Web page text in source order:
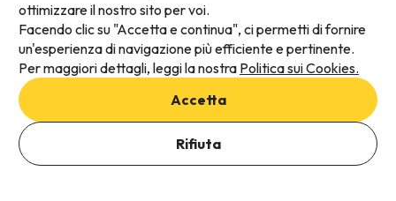
Camera familiare nel Ramada Innsbruck Tivoli
Hotel.
ottimizzare il nostro sito per voi.
Facendo clic su "Accetta e continua", ci permetti di fornire
un'esperienza di navigazione più efficiente e pertinente.
Per maggiori dettagli, leggi la nostra Politica sui Cookies.
Accetta
Rifiuta